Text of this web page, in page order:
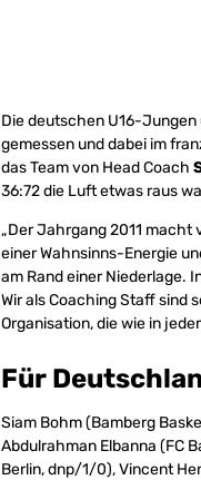
Die deutschen U16-
gemessen und dabei im
das Team von Head Coach
36:72 die Luft etwas raus
„Der Jahrgang 2011 macht
einer Wahnsinns-Energie
am Rand einer Niederlage.
Wir als Coaching Staff sind
Organisation, die wie in
Für
Siam Bohm (Bamberg
Abdulrahman Elbanna (FC
Berlin, dnp/1/0), Vincent